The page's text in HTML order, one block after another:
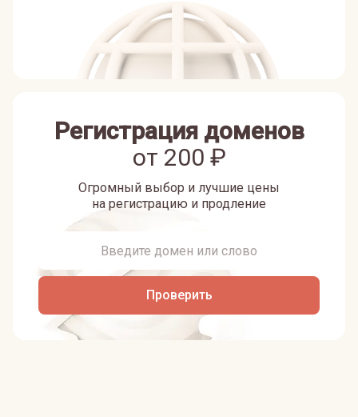
Регистрация доменов
от 200 ₽
Огромный выбор и лучшие цены
на регистрацию и продление
Проверить